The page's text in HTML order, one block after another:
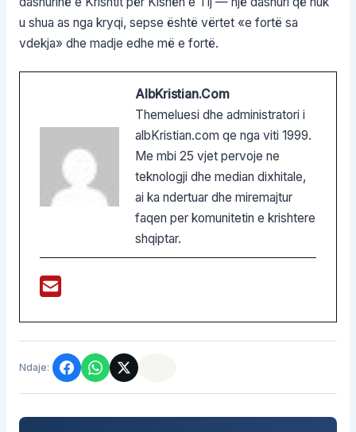
u shua as nga kryqi, sepse është vërtet «e fortë sa
vdekja» dhe madje edhe më e fortë.
AlbKristian.com
Themeluesi dhe administratori i
albKristian.com qe nga viti 1999.
Me mbi 25 vjet pervoje ne
teknologji dhe median dixhitale,
ai ka ndertuar dhe miremajtur
faqen per komunitetin e krishtere
shqiptar.
Ndaje: